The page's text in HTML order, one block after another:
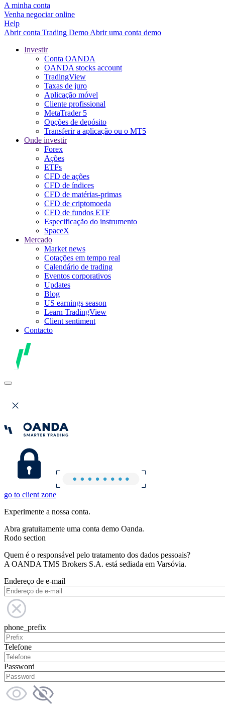
A minha conta
Venha negociar online
Help
Abrir conta Trading Demo Abrir uma conta demo
Investir
Conta OANDA
OANDA stocks account
TradingView
Taxas de juro
Aplicação móvel
Cliente profissional
MetaTrader 5
Opções de depósito
Transferir a aplicação ou o MT5
Onde investir
Forex
Ações
ETFs
CFD de ações
CFD de índices
CFD de matérias-primas
CFD de criptomoeda
CFD de fundos ETF
Especificação do instrumento
SpaceX
Mercado
Market news
Cotações em tempo real
Calendário de trading
Eventos corporativos
Updates
Blog
US earnings season
Learn TradingView
Client sentiment
Contacto
go to client zone
Experimente a nossa conta.
Abra gratuitamente uma conta demo Oanda.
Rodo section
Quem é o responsável pelo tratamento dos dados pessoais?
A OANDA TMS Brokers S.A. está sediada em Varsóvia.
Endereço de e-mail
phone_prefix
Telefone
Password